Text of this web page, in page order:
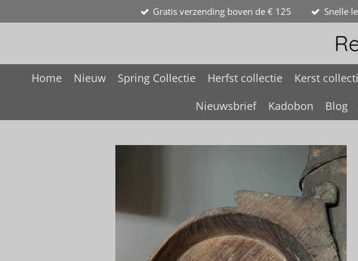
direct
hoofdinhoud
Gratis verzending boven de € 125 Snelle
Home Nieuw Spring Collectie Herfst collectie Kerst
Nieuwsbrief
Kadobon Blog